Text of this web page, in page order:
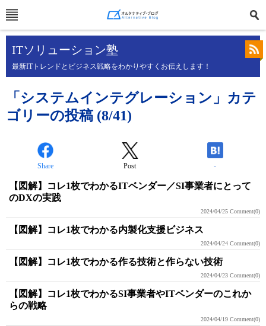
ITソリューション塾
最新ITトレンドとビジネス戦略をわかりやすくお伝えします！
「システムインテグレーション」カテ
ゴリーの投稿 (8/41)
Share Post -
【図解】コレ1枚でわかるITベンダー／SI事業者にとって
のDXの実践
2024/04/25 Comment(0)
【図解】コレ1枚でわかる内製化支援ビジネス
2024/04/24 Comment(0)
【図解】コレ1枚でわかる作る技術と作らない技術
2024/04/23 Comment(0)
【図解】コレ1枚でわかるSI事業者やITベンダーのこれか
らの戦略
2024/04/19 Comment(0)